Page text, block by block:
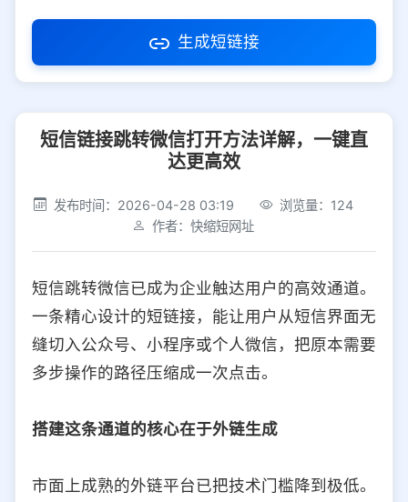
访问密码
社交平台 电商平台
选择防红平台类型，避免链接被拦截
平台设置
iOS Android PC 其他
选择允许访问的平台类型
生成短链接
短信链接跳转微信打开方法详解，一键直
达更高效
发布时间：2026-04-28 03:19
浏览量：124
作者：快缩短网址
短信跳转微信已成为企业触达用户的高效通道。
一条精心设计的短链接，能让用户从短信界面无
缝切入公众号、小程序或个人微信，把原本需要
多步操作的路径压缩成一次点击。
搭建这条通道的核心在于外链生成
市面上成熟的外链平台已把技术门槛降到极低。